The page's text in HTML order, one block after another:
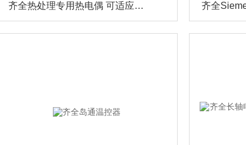
齐全热处理专用热电偶 可适应恶劣工况